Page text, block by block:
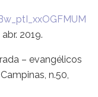
2019.
– evangélicos
n.50,